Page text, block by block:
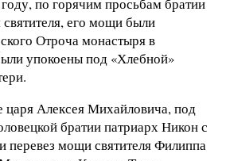
году, по горячим просьбам братии
его мощи были
Отроча монастыря в
упокоены под «Хлебной»
царя Алексея Михайловича, под
братии патриарх Никон с
перевез мощи святителя Филиппа